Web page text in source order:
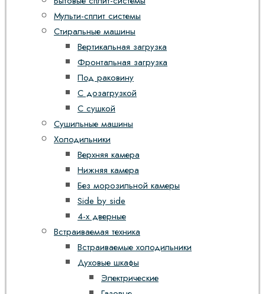
Мульти-сплит системы
Стиральные машины
Вертикальная загрузка
Фронтальная загрузка
Под раковину
С дозагрузкой
С сушкой
Сушильные машины
Холодильники
Верхняя камера
Нижняя камера
Без морозильной камеры
Side by side
4-х дверные
Встраиваемая техника
Встраиваемые холодильники
Духовые шкафы
Электрические